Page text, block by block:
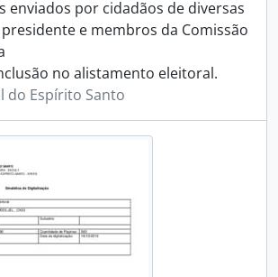
enviados por cidadãos de diversas
e membros da Comissão
no alistamento eleitoral.
do Espírito Santo